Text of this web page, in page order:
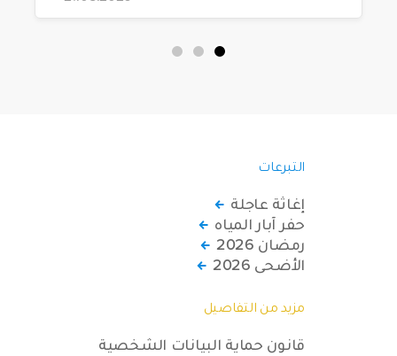
الاحتياجات الخاصة يعيشون في ظروف
قاسية بمناطق دمشق، وحلب، وحماة،
التبرعات
إغاثة عاجلة
حفر آبار المياه
رمضان 2026
الأضحى 2026
مزيد من التفاصيل
قانون حماية البيانات الشخصية